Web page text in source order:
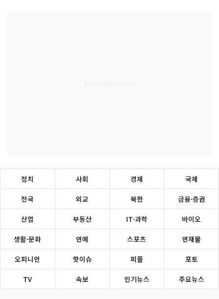
정치 사회 경제 국제
전국 외교 북한 금융·증권
산업 부동산 IT·과학 바이오
생활·문화 연예 스포츠 연재물
오피니언 핫이슈 피플 포토
TV 속보 인기뉴스 주요뉴스